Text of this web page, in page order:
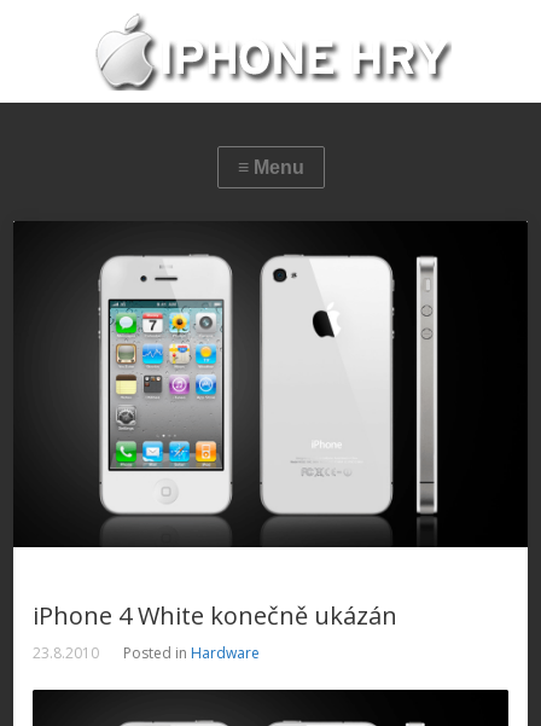
iPhone 4 White konečně ukázán
23.8.2010 Posted in Hardware